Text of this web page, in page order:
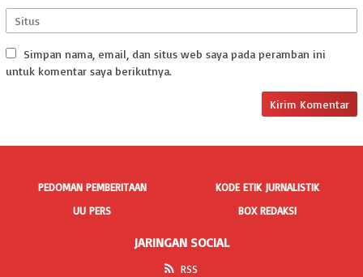
Simpan nama, email, dan situs web saya pada peramban ini
untuk komentar saya berikutnya.
PEDOMAN PEMBERITAAN
KODE ETIK JURNALISTIK
UU PERS
BOX REDAKSI
JARINGAN SOCIAL
RSS